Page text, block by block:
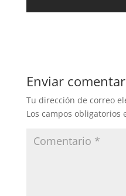
Enviar
Tu dirección de correo
Los campos obligatorios